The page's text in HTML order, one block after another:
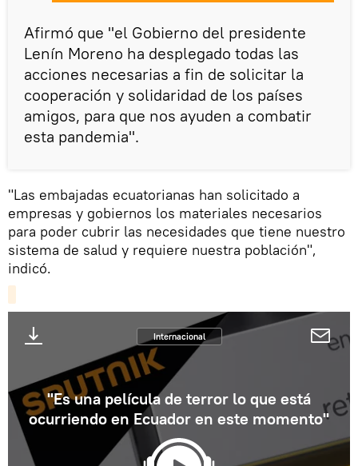
Afirmó que "el Gobierno del presidente
Lenín Moreno ha desplegado todas las
acciones necesarias a fin de solicitar la
cooperación y solidaridad de los países
amigos, para que nos ayuden a combatir
esta pandemia".
"Las embajadas ecuatorianas han solicitado a
empresas y gobiernos los materiales necesarios
para poder cubrir las necesidades que tiene nuestro
sistema de salud y requiere nuestra población",
indicó.
Internacional
"Es una película de terror lo que está
ocurriendo en Ecuador en este momento"